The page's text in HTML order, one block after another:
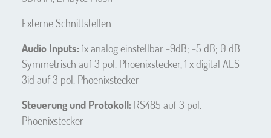
Externe Schnittstellen
Audio Inputs: 1x analog einstellbar -9dB; -5 dB; 0 dB
Symmetrisch auf 3 pol. Phoenixstecker, 1 x digital AES
3id auf 3 pol. Phoenixstecker
Steuerung und Protokoll: RS485 auf 3 pol.
Phoenixstecker